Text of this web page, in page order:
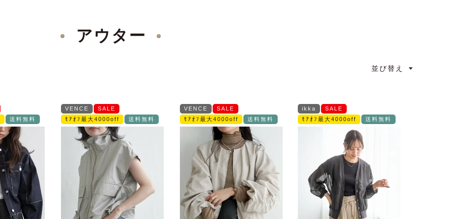
アウター
並び替え
送料無料
VENCE
SALE
ﾓｱｵﾌ最大4000off
送料無料
VENCE
SALE
ﾓｱｵﾌ最大4000off
送料無料
ikka
SALE
ﾓｱｵﾌ最大4000off
送料無料